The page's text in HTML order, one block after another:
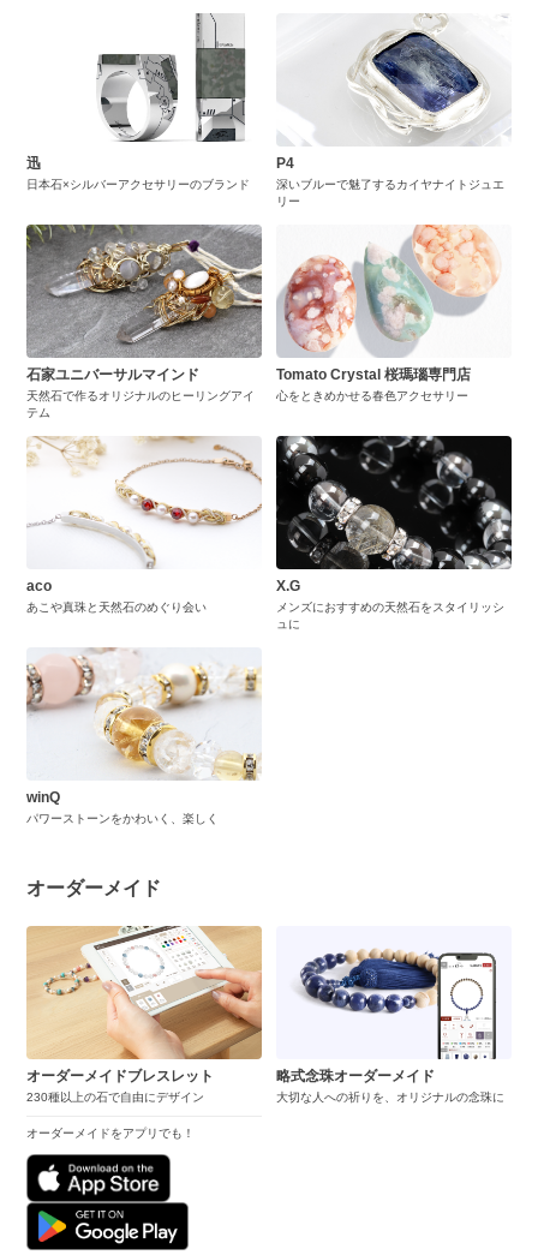
迅
日本石×シルバーアクセサリーのブランド
P4
深いブルーで魅了するカイヤナイトジュエ
リー
石家ユニバーサルマインド
天然石で作るオリジナルのヒーリングアイ
テム
Tomato Crystal 桜瑪瑙専門店
心をときめかせる春色アクセサリー
aco
あこや真珠と天然石のめぐり会い
X.G
メンズにおすすめの天然石をスタイリッシ
ュに
winQ
パワーストーンをかわいく、楽しく
オーダーメイド
オーダーメイドブレスレット
230種以上の石で自由にデザイン
オーダーメイドをアプリでも！
略式念珠オーダーメイド
大切な人への祈りを、オリジナルの念珠に